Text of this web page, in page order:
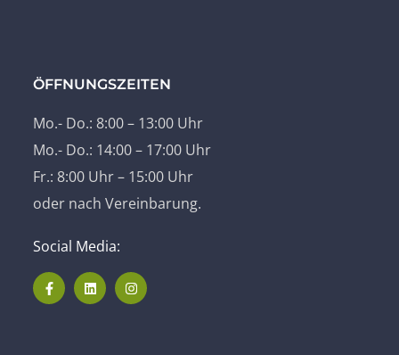
ÖFFNUNGSZEITEN
Mo.- Do.: 8:00 – 13:00 Uhr
Mo.- Do.: 14:00 – 17:00 Uhr
Fr.: 8:00 Uhr – 15:00 Uhr
oder nach Vereinbarung.
Social Media: